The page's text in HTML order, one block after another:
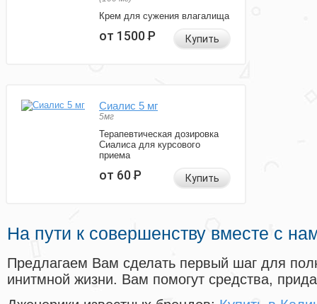
Крем для сужения влагалища
от 1500Р Купить
Сиалис 5 мг
5мг
Терапевтическая дозировка
Сиалиса для курсового
приема
от 60Р Купить
На пути к совершенству вместе с
Предлагаем Вам сделать первый шаг для
инитмной жизни. Вам помогут средства,